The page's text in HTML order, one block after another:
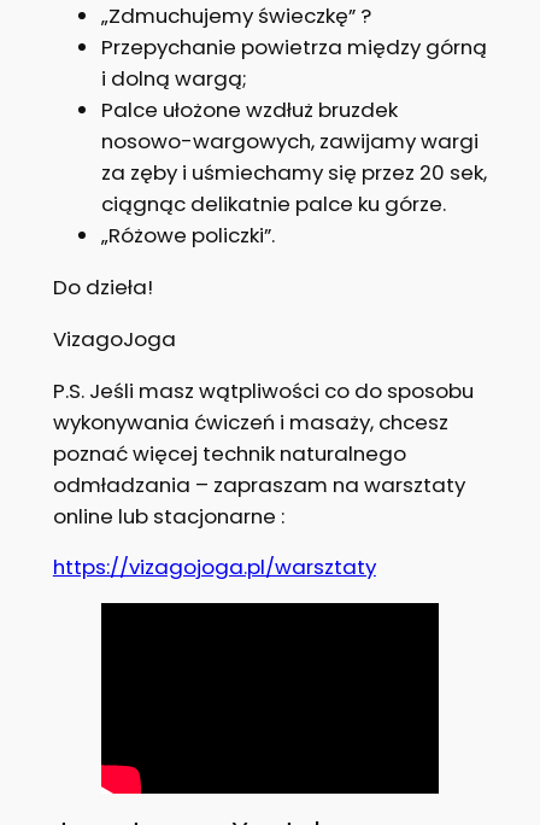
„Zdmuchujemy świeczkę” ?
Przepychanie powietrza między górną
i dolną wargą;
Palce ułożone wzdłuż bruzdek
nosowo-wargowych, zawijamy wargi
za zęby i uśmiechamy się przez 20 sek,
ciągnąc delikatnie palce ku górze.
„Różowe policzki”.
Do dzieła!
VizagoJoga
P.S. Jeśli masz wątpliwości co do sposobu
wykonywania ćwiczeń i masaży, chcesz
poznać więcej technik naturalnego
odmładzania – zapraszam na warsztaty
online lub stacjonarne :
https://vizagojoga.pl/warsztaty